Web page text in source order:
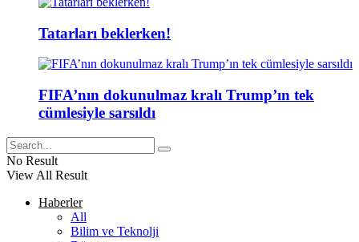
Tatarları beklerken!
FIFA’nın dokunulmaz kralı Trump’ın tek
cümlesiyle sarsıldı
No Result
View All Result
Haberler
All
Bilim ve Teknolji